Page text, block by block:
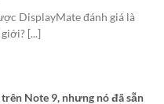
DisplayMate đánh giá là
[...]
Note 9, nhưng nó đã sẵn